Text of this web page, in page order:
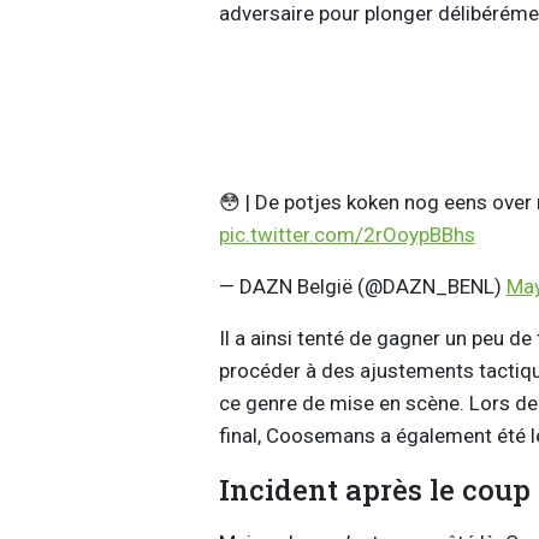
adversaire pour plonger
😳 | De potjes koken nog eens
pic.twitter.com/2rOoypBBhs
— DAZN België (@DAZN_BENL)
Il a ainsi tenté de gagner un peu
procéder à des ajustements
ce genre de mise en scène. Lors
final, Coosemans a également été
Incident après le